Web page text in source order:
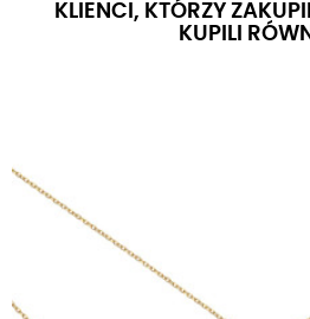
KLIENCI, KTÓRZY
KUPILI